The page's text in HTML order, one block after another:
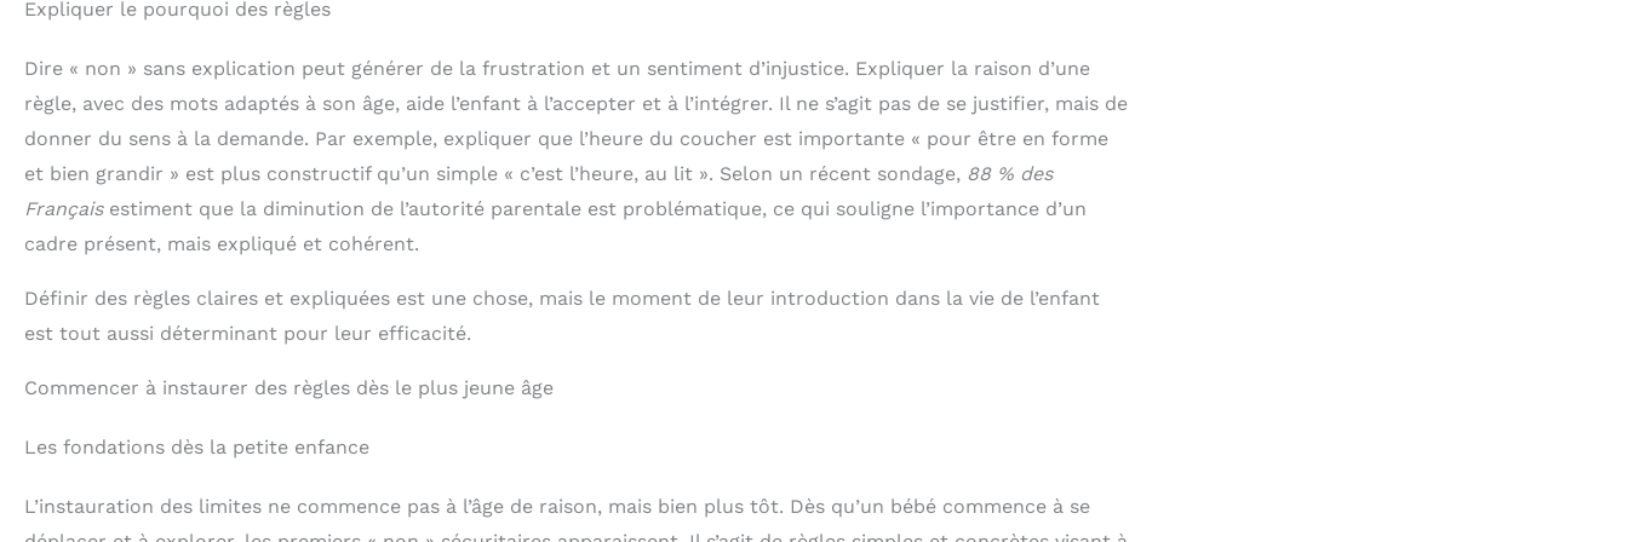
dessus peut supporter
jusqu'à 300 livres), et les
charnières empêchent
trop rapidement Facile à
assembler : avec des
instructions détaillées
mais faciles à suivre,
de chaque vis, vous
de banc de rangement
capitonnée en tissu
façon lin apporte de
l’originalité à votre
couche et la mousse
haute résilience
durable Polyvalent :
l’entrée, ou bout de lit
Expliquer le pourquoi des règles
Dire « non » sans explication peut générer de la frustration et un sentiment d’injustice. Expliquer la raison d’une
règle, avec des mots adaptés à son âge, aide l’enfant à l’accepter et à l’intégrer. Il ne s’agit pas de se justifier, mais de
donner du sens à la demande. Par exemple, expliquer que l’heure du coucher est importante « pour être en forme
et bien grandir » est plus constructif qu’un simple « c’est l’heure, au lit ». Selon un récent sondage, 88 % des
Françaisestiment que la diminution de l’autorité parentale est problématique, ce qui souligne l’importance d’un
cadre présent, mais expliqué et cohérent.
Définir des règles claires et expliquées est une chose, mais le moment de leur introduction dans la vie de l’enfant
est tout aussi déterminant pour leur efficacité.
Commencer à instaurer des règles dès le plus jeune âge
Les fondations dès la petite enfance
L’instauration des limites ne commence pas à l’âge de raison, mais bien plus tôt. Dès qu’un bébé commence à se